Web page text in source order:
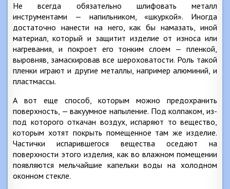
Не всегда обязательно шлифовать металл
инструментами — напильником, «шкуркой». Иногда
достаточно нанести на него, как бы намазать, иной
материал, который и защитит изделие от износа или
нагревания, и покроет его тонким слоем — пленкой,
выровняв, замаскировав все шероховатости. Роль такой
пленки играют и другие металлы, например алюминий, и
пластмассы.
А вот еще способ, которым можно предохранить
поверхность, — вакуумное напыление. Под колпаком, из-
под которого откачан воздух, испаряют то вещество,
которым хотят покрыть помещенное там же изделие.
Частички испарившегося вещества оседают на
поверхности этого изделия, как во влажном помещении
появляются мельчайшие капельки воды на холодном
оконном стекле.